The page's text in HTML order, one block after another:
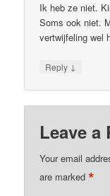
Ik heb ze niet.
Soms ook niet.
vertwijfeling wel
Reply ↓
Leave a
Your email
are marked*